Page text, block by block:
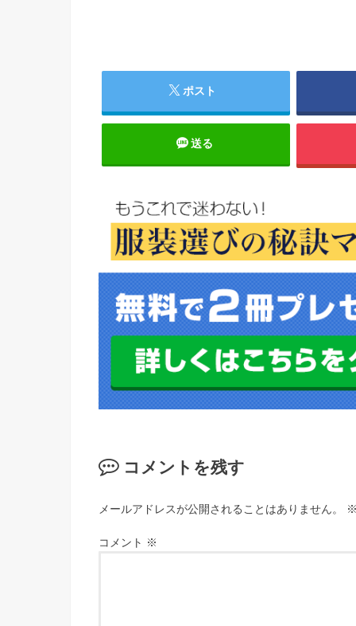
ポスト
送る
コメントを残す
メールアドレスが公開されることはありません。
コメント ※